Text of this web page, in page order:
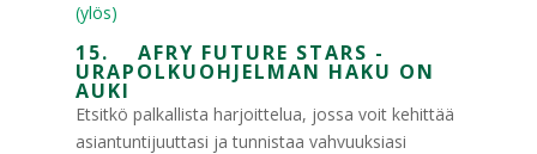
(ylös)
15. AFRY FUTURE STARS -
URAPOLKUOHJELMAN HAKU ON
AUKI
Etsitkö palkallista harjoittelua, jossa voit kehittää
asiantuntijuuttasi ja tunnistaa vahvuuksiasi